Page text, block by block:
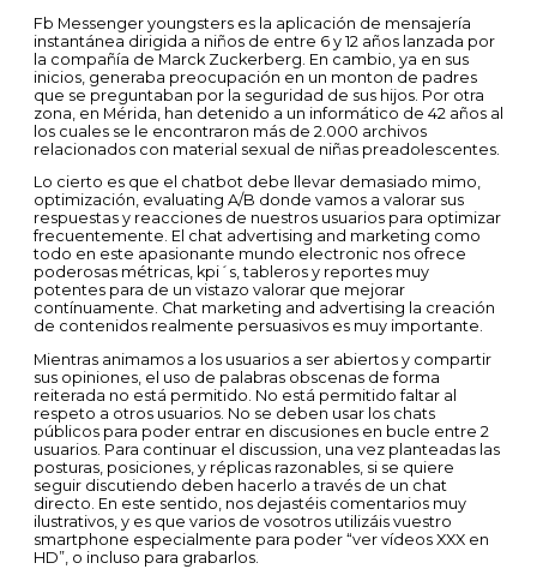
Fb Messenger youngsters es la aplicación de mensajería
instantánea dirigida a niños de entre 6 y 12 años lanzada por
la compañía de Marck Zuckerberg. En cambio, ya en sus
inicios, generaba preocupación en un monton de padres
que se preguntaban por la seguridad de sus hijos. Por otra
zona, en Mérida, han detenido a un informático de 42 años al
los cuales se le encontraron más de 2.000 archivos
relacionados con material sexual de niñas preadolescentes.
Lo cierto es que el chatbot debe llevar demasiado mimo,
optimización, evaluating A/B donde vamos a valorar sus
respuestas y reacciones de nuestros usuarios para optimizar
frecuentemente. El chat advertising and marketing como
todo en este apasionante mundo electronic nos ofrece
poderosas métricas, kpi´s, tableros y reportes muy
potentes para de un vistazo valorar que mejorar
contínuamente. Chat marketing and advertising la creación
de contenidos realmente persuasivos es muy importante.
Mientras animamos a los usuarios a ser abiertos y compartir
sus opiniones, el uso de palabras obscenas de forma
reiterada no está permitido. No está permitido faltar al
respeto a otros usuarios. No se deben usar los chats
públicos para poder entrar en discusiones en bucle entre 2
usuarios. Para continuar el discussion, una vez planteadas las
posturas, posiciones, y réplicas razonables, si se quiere
seguir discutiendo deben hacerlo a través de un chat
directo. En este sentido, nos dejastéis comentarios muy
ilustrativos, y es que varios de vosotros utilizáis vuestro
smartphone especialmente para poder “ver vídeos XXX en
HD”, o incluso para grabarlos.